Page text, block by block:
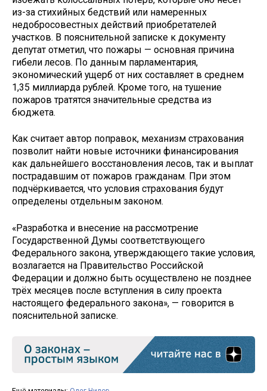
из-за стихийных бедствий или намеренных
недобросовестных действий приобретателей
участков. В пояснительной записке к документу
депутат отметил, что пожары — основная причина
гибели лесов. По данным парламентария,
экономический ущерб от них составляет в среднем
1,35 миллиарда рублей. Кроме того, на тушение
пожаров тратятся значительные средства из
бюджета.
Как считает автор поправок, механизм страхования
позволит найти новые источники финансирования
как дальнейшего восстановления лесов, так и выплат
пострадавшим от пожаров гражданам. При этом
подчёркивается, что условия страхования будут
определены отдельным законом.
«Разработка и внесение на рассмотрение
Государственной Думы соответствующего
Федерального закона, утверждающего такие условия,
возлагается на Правительство Российской
Федерации и должно быть осуществлено не позднее
трёх месяцев после вступления в силу проекта
настоящего федерального закона», — говорится в
пояснительной записке.